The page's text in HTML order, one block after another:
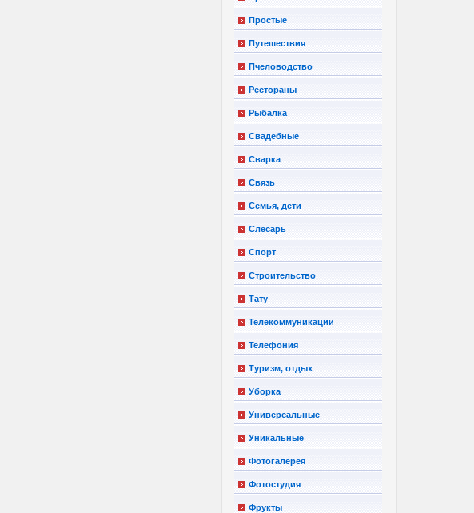
Простые
Путешествия
Пчеловодство
Рестораны
Рыбалка
Свадебные
Сварка
Связь
Семья, дети
Слесарь
Спорт
Строительство
Тату
Телекоммуникации
Телефония
Туризм, отдых
Уборка
Универсальные
Уникальные
Фотогалерея
Фотостудия
Фрукты